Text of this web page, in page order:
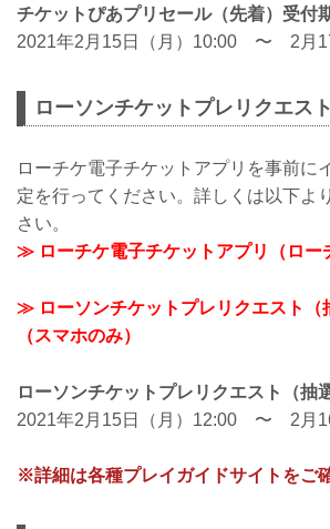
チケットぴあプリセール（先着）受付
2021年2月15日（月）10:00 〜 2月
ローソンチケットプレリクエス
ローチケ電子チケットアプリを事前に
定を行ってください。詳しくは以下よ
さい。
≫ ローチケ電子チケットアプリ（ロー
≫ ローソンチケットプレリクエスト（
（スマホのみ）
ローソンチケットプレリクエスト（抽
2021年2月15日（月）12:00 〜 2月
※詳細は各種プレイガイドサイトをご